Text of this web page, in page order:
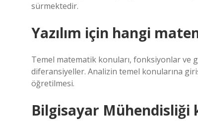
sürmektedir.
Yazılım için hangi
Temel matematik konuları, fonksiyonlar ve
diferansiyeller. Analizin temel konularına
öğretilmesi.
Bilgisayar Mühendisliği